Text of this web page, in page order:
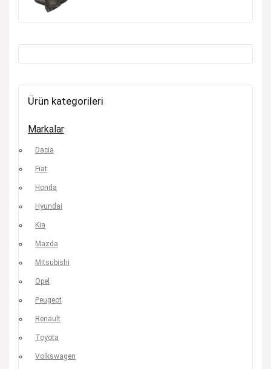
Ürün kategorileri
Markalar
Dacia
Fiat
Honda
Hyundai
Kia
Mazda
Mitsubishi
Opel
Peugeot
Renault
Toyota
Volkswagen